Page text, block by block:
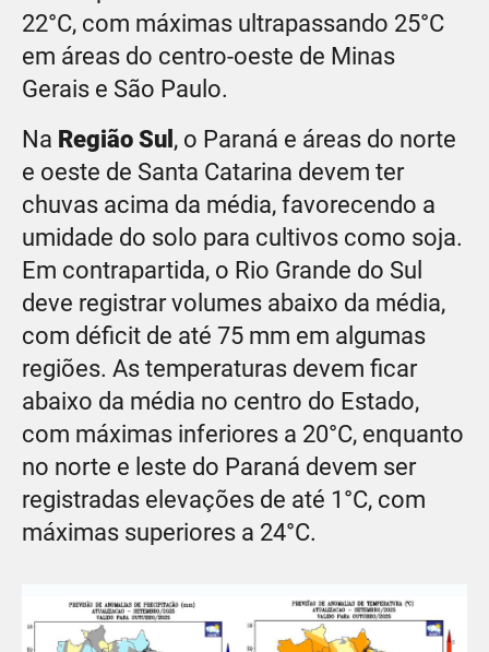
22°C, com máximas ultrapassando 25°C
em áreas do centro-oeste de Minas
Gerais e São Paulo.
Na Região Sul , o Paraná e áreas do norte
e oeste de Santa Catarina devem ter
chuvas acima da média, favorecendo a
umidade do solo para cultivos como soja.
Em contrapartida, o Rio Grande do Sul
deve registrar volumes abaixo da média,
com déficit de até 75 mm em algumas
regiões. As temperaturas devem ficar
abaixo da média no centro do Estado,
com máximas inferiores a 20°C, enquanto
no norte e leste do Paraná devem ser
registradas elevações de até 1°C, com
máximas superiores a 24°C.